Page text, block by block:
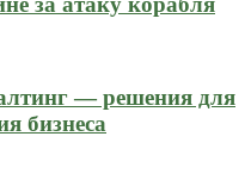
— решения для
бизнеса